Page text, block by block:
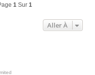
1Sur 1
Aller À